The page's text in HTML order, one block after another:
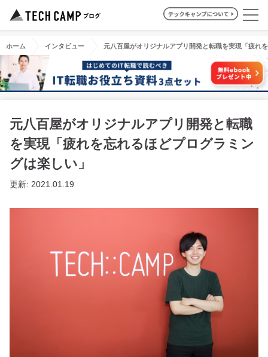
ホーム インタビュー 元八百屋がオリジナルアプリ開発と転職を実現「疲れ
元八百屋がオリジナルアプリ開発と転職
を実現「疲れを忘れるほどプログラミン
グは楽しい」
更新: 2021.01.19